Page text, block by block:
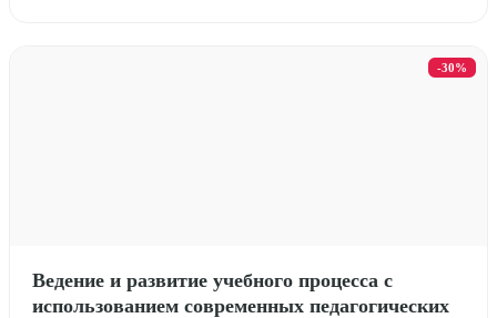
-30%
Ведение и развитие учебного процесса с
использованием современных педагогических